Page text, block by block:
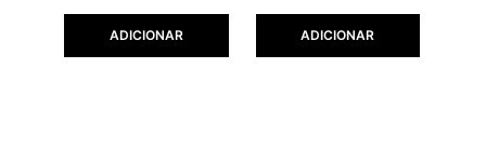
ADICIONAR ADICIONAR